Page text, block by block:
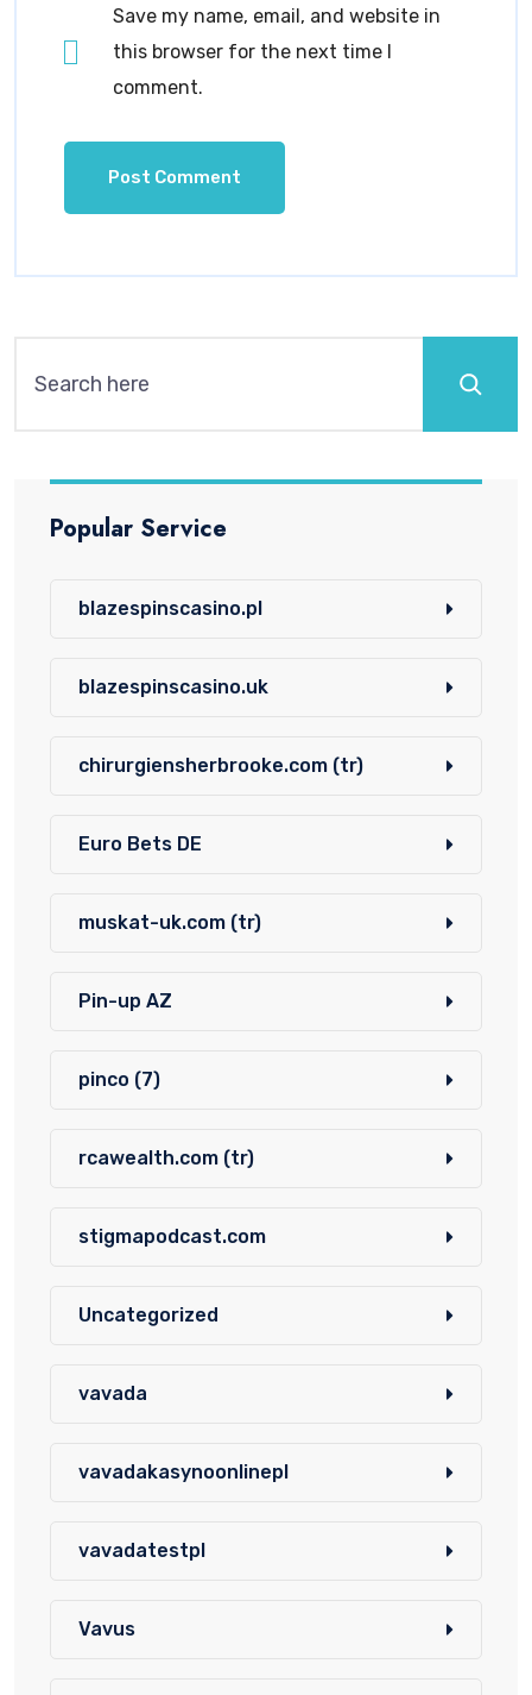
Save my name, email, and website in
this browser for the next time I
comment.
Popular Service
blazespinscasino.pl
blazespinscasino.uk
chirurgiensherbrooke.com (tr)
Euro Bets DE
muskat-uk.com (tr)
Pin-up AZ
pinco (7)
rcawealth.com (tr)
stigmapodcast.com
Uncategorized
vavada
vavadakasynoonlinepl
vavadatestpl
Vavus